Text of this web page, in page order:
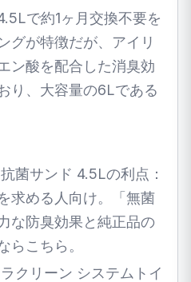
で約1ヶ月交換不要を
グが特徴だが、アイリ
ン酸を配合した消臭効
り、大容量の6Lである
菌サンド 4.5Lの利点：
求める人向け。「無菌
な防臭効果と純正品の
らこちら。
クリーン システムトイ